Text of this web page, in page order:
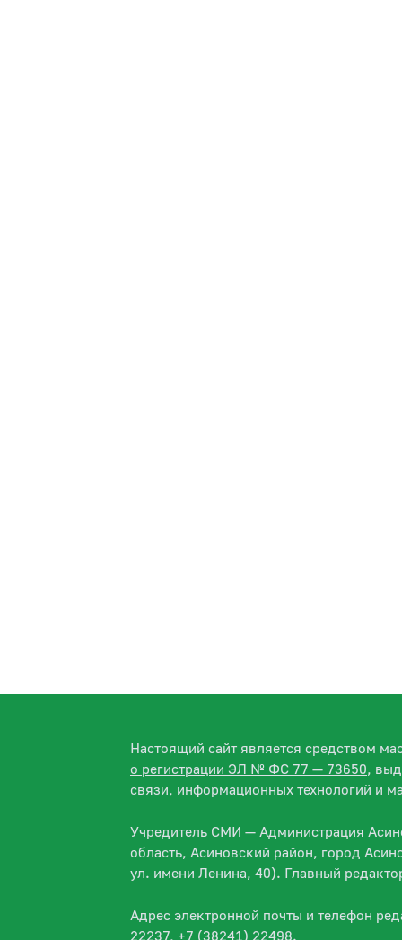
Настоящий сайт является средством
о регистрации ЭЛ № ФС 77 — 73650,
связи, информационных технологий и
Учредитель СМИ — Администрация
область, Асиновский район, город
ул. имени Ленина, 40). Главный
Адрес электронной почты и телефон
22237, +7 (38241) 22498.